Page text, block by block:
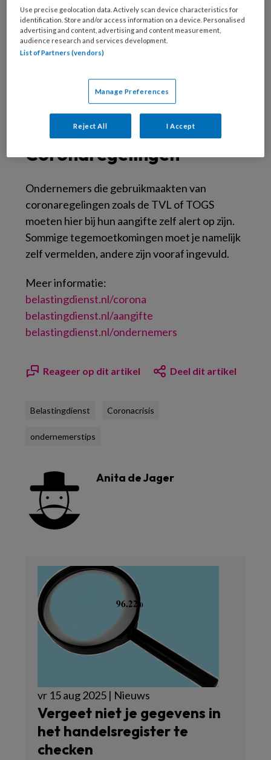
jurist Fred Thielemans. ‘Ondernemers die de
online aangifte doorlopen, zullen zien dat wij
de hulpteksten in het ondernemersgedeelte
hebben aangevuld voor coronamaatregelen.
informatie en een checklist die nodig zijn om de
aangifte voor 8 mei juist en volledig in te
Coronaregelingen
Ondernemers die gebruikmaakten van
coronaregelingen zoals de TVL of TOGS
moeten hier bij hun aangifte zelf alert op zijn.
Sommige tegemoetkomingen moet je namelijk
zelf vermelden, andere zijn vooraf ingevuld.
Meer informatie:
belastingdienst.nl/corona
belastingdienst.nl/aangifte
belastingdienst.nl/ondernemers
Reageer op dit artikel Deel dit artikel
Belastingdienst Coronacrisis
ondernemerstips
Anita de Jager
vr 15 aug 2025 | Nieuws
Vergeet niet je gegevens in
het handelsregister te
checken
Use precise geolocation data. Actively scan device characteristics for
identification. Store and/or access information on a device. Personalised
advertising and content, advertising and content measurement,
audience research and services development.
List of Partners (vendors)
Manage Preferences
Reject All I Accept